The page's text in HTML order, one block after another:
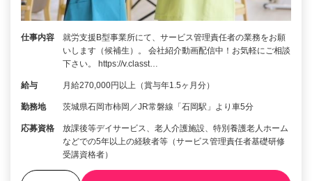
仕事内容
就労支援B型事業所にて、サービス管理責任者の業務をお願
いします（候補生）。 会社紹介動画配信中！お気軽にご相談
下さい。 https://v.classt…
給与 月給270,000円以上（賞与年1.5ヶ月分）
勤務地 茨城県石岡市柿岡／JR常磐線「石岡駅」より車5分
応募資格
放課後等デイサービス、老人介護施設、特別養護老人ホーム
などでの5年以上の経験者等（サービス管理責任者基礎研修
受講資格者）